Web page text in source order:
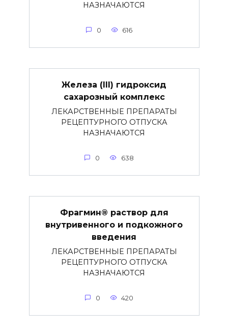
НАЗНАЧАЮТСЯ
0 616
Железа (III) гидроксид
сахарозный комплекс
ЛЕКАРСТВЕННЫЕ ПРЕПАРАТЫ
РЕЦЕПТУРНОГО ОТПУСКА
НАЗНАЧАЮТСЯ
0 638
Фрагмин® раствор для
внутривенного и подкожного
введения
ЛЕКАРСТВЕННЫЕ ПРЕПАРАТЫ
РЕЦЕПТУРНОГО ОТПУСКА
НАЗНАЧАЮТСЯ
0 420